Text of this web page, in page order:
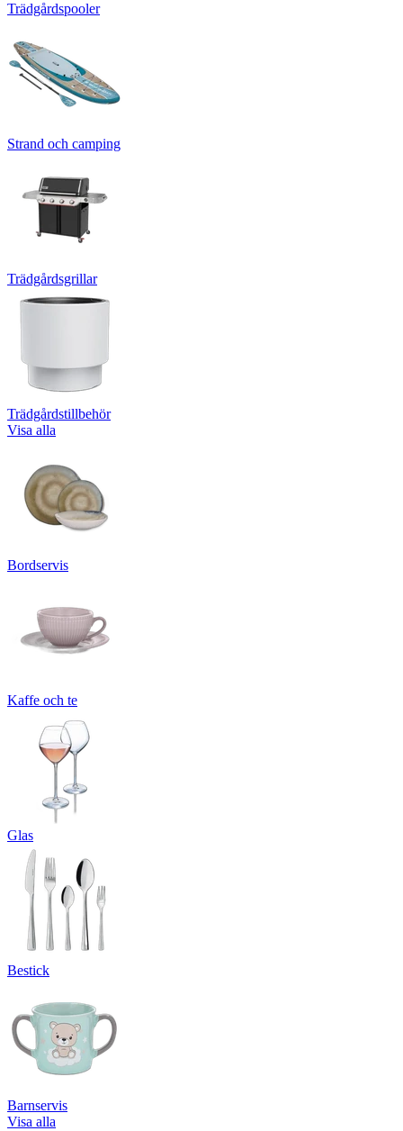
Trädgårdspooler
Strand och camping
Trädgårdsgrillar
Trädgårdstillbehör
Visa alla
Bordservis
Kaffe och te
Glas
Bestick
Barnservis
Visa alla